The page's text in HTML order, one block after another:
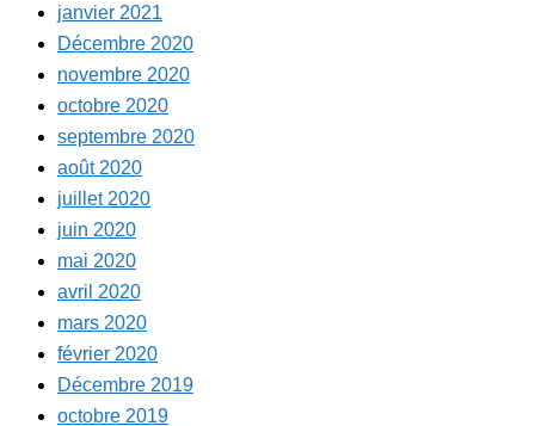
janvier 2021
Décembre 2020
novembre 2020
octobre 2020
septembre 2020
août 2020
juillet 2020
juin 2020
mai 2020
avril 2020
mars 2020
février 2020
Décembre 2019
octobre 2019